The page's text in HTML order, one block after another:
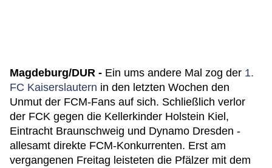
Magdeburg/DUR - Ein ums andere Mal zog der 1.
FC Kaiserslautern in den letzten Wochen den
Unmut der FCM-Fans auf sich. Schließlich verlor
der FCK gegen die Kellerkinder Holstein Kiel,
Eintracht Braunschweig und Dynamo Dresden -
allesamt direkte FCM-Konkurrenten. Erst am
vergangenen Freitag leisteten die Pfälzer mit dem